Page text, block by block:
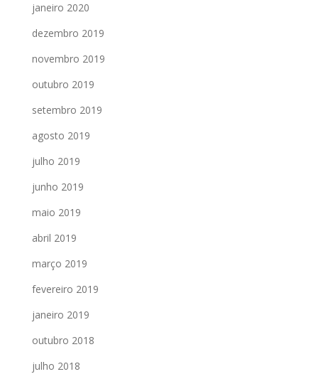
janeiro 2020
dezembro 2019
novembro 2019
outubro 2019
setembro 2019
agosto 2019
julho 2019
junho 2019
maio 2019
abril 2019
março 2019
fevereiro 2019
janeiro 2019
outubro 2018
julho 2018